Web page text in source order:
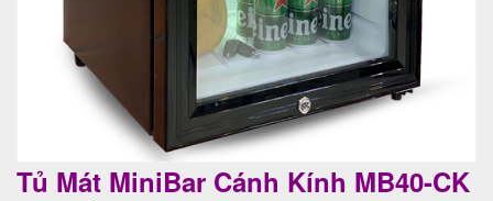
Tủ Mát MiniBar Cánh Kính MB40-CK